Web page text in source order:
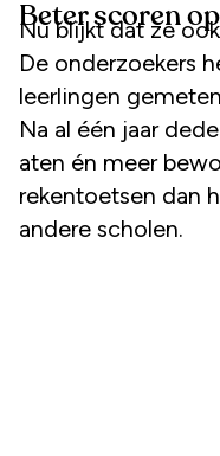
Beter scoren
Nu blijkt dat ze
De onderzoekers
leerlingen
Na al één jaar
aten én meer
rekentoetsen dan
andere scholen.